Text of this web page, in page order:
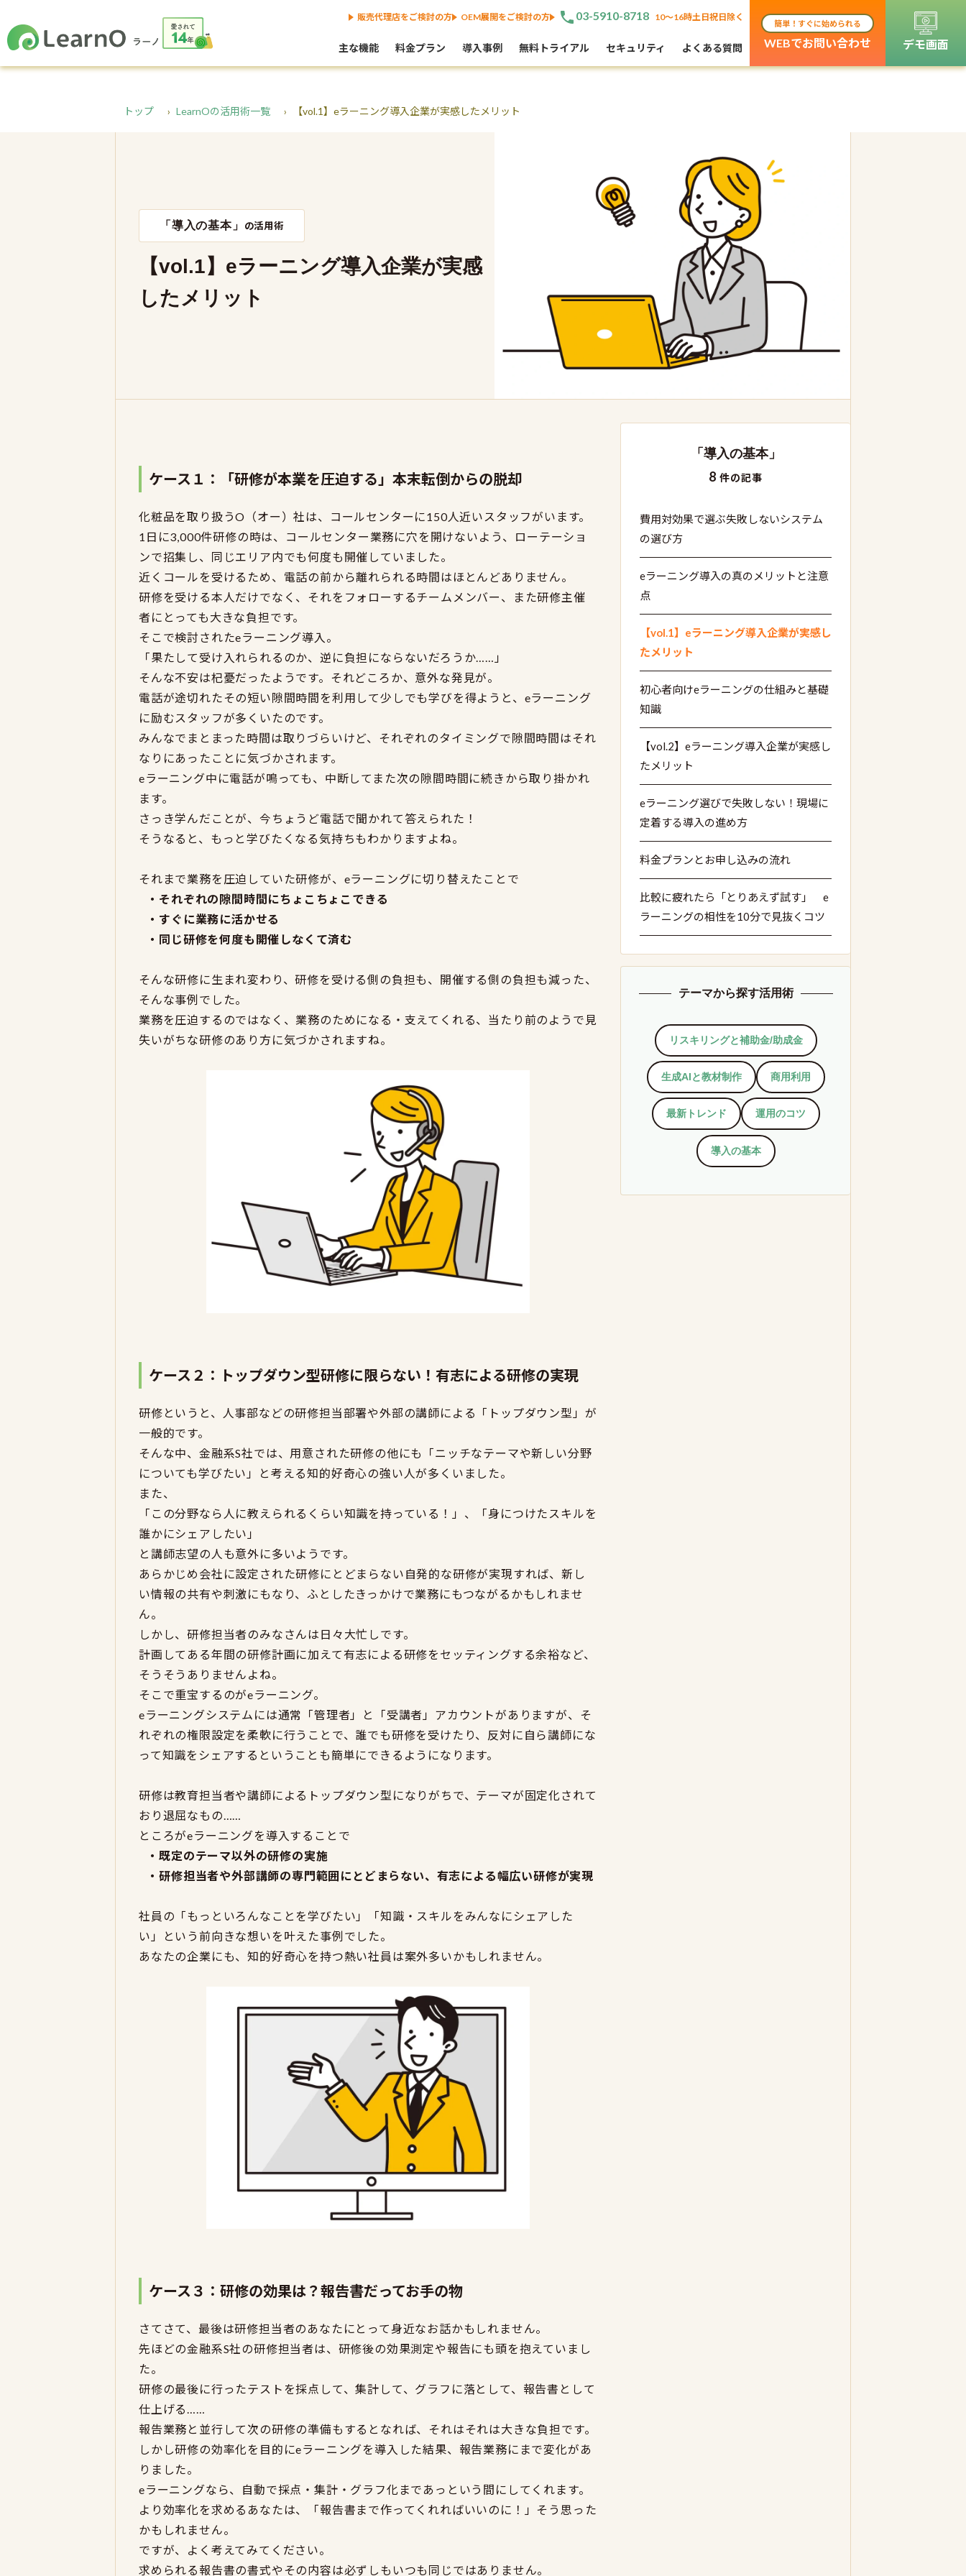
販売代理店をご検討の方 OEM展開をご検討の方 phone 03-5910-8718 10〜16時土日祝日除く
主な機能 料金プラン 導入事例 無料トライアル セキュリティ よくある質問
簡単！すぐに始められる
WEBでお問い合わせ デモ画面
トップ LearnOの活用術一覧 【vol.1】eラーニング導入企業が実感したメリット
「導入の基本」 の活用術
【vol.1】eラーニング導入企業が実感
したメリット
ケース１：「研修が本業を圧迫する」本末転倒からの脱却
化粧品を取り扱うO（オー）社は、コールセンターに150人近いスタッフがいます。
1日に3,000件研修の時は、コールセンター業務に穴を開けないよう、ローテーショ
ンで招集し、同じエリア内でも何度も開催していました。
近くコールを受けるため、電話の前から離れられる時間はほとんどありません。
研修を受ける本人だけでなく、それをフォローするチームメンバー、また研修主催
者にとっても大きな負担です。
そこで検討されたeラーニング導入。
「果たして受け入れられるのか、逆に負担にならないだろうか……」
そんな不安は杞憂だったようです。それどころか、意外な発見が。
電話が途切れたその短い隙間時間を利用して少しでも学びを得ようと、eラーニング
に励むスタッフが多くいたのです。
みんなでまとまった時間は取りづらいけど、それぞれのタイミングで隙間時間はそれ
なりにあったことに気づかされます。
eラーニング中に電話が鳴っても、中断してまた次の隙間時間に続きから取り掛かれ
ます。
さっき学んだことが、今ちょうど電話で聞かれて答えられた！
そうなると、もっと学びたくなる気持ちもわかりますよね。
それまで業務を圧迫していた研修が、eラーニングに切り替えたことで
・それぞれの隙間時間にちょこちょこできる
・すぐに業務に活かせる
・同じ研修を何度も開催しなくて済む
そんな研修に生まれ変わり、研修を受ける側の負担も、開催する側の負担も減った、
そんな事例でした。
業務を圧迫するのではなく、業務のためになる・支えてくれる、当たり前のようで見
失いがちな研修のあり方に気づかされますね。
ケース２：トップダウン型研修に限らない！有志による研修の実現
研修というと、人事部などの研修担当部署や外部の講師による「トップダウン型」が
一般的です。
そんな中、金融系S社では、用意された研修の他にも「ニッチなテーマや新しい分野
についても学びたい」と考える知的好奇心の強い人が多くいました。
また、
「この分野なら人に教えられるくらい知識を持っている！」、「身につけたスキルを
誰かにシェアしたい」
と講師志望の人も意外に多いようです。
あらかじめ会社に設定された研修にとどまらない自発的な研修が実現すれば、新し
い情報の共有や刺激にもなり、ふとしたきっかけで業務にもつながるかもしれませ
ん。
しかし、研修担当者のみなさんは日々大忙しです。
計画してある年間の研修計画に加えて有志による研修をセッティングする余裕など、
そうそうありませんよね。
そこで重宝するのがeラーニング。
eラーニングシステムには通常「管理者」と「受講者」アカウントがありますが、そ
れぞれの権限設定を柔軟に行うことで、誰でも研修を受けたり、反対に自ら講師にな
って知識をシェアするということも簡単にできるようになります。
研修は教育担当者や講師によるトップダウン型になりがちで、テーマが固定化されて
おり退屈なもの……
ところがeラーニングを導入することで
・既定のテーマ以外の研修の実施
・研修担当者や外部講師の専門範囲にとどまらない、有志による幅広い研修が実現
社員の「もっといろんなことを学びたい」「知識・スキルをみんなにシェアした
い」という前向きな想いを叶えた事例でした。
あなたの企業にも、知的好奇心を持つ熱い社員は案外多いかもしれません。
ケース３：研修の効果は？報告書だってお手の物
さてさて、最後は研修担当者のあなたにとって身近なお話かもしれません。
先ほどの金融系S社の研修担当者は、研修後の効果測定や報告にも頭を抱えていまし
た。
研修の最後に行ったテストを採点して、集計して、グラフに落として、報告書として
仕上げる……
報告業務と並行して次の研修の準備もするとなれば、それはそれは大きな負担です。
しかし研修の効率化を目的にeラーニングを導入した結果、報告業務にまで変化があ
りました。
eラーニングなら、自動で採点・集計・グラフ化まであっという間にしてくれます。
より効率化を求めるあなたは、「報告書まで作ってくれればいいのに！」そう思った
かもしれません。
ですが、よく考えてみてください。
求められる報告書の書式やその内容は必ずしもいつも同じではありません。
「導入の基本」
8件の記事
費用対効果で選ぶ失敗しないシステム
の選び方
eラーニング導入の真のメリットと注意
点
【vol.1】eラーニング導入企業が実感し
たメリット
初心者向けeラーニングの仕組みと基礎
知識
【vol.2】eラーニング導入企業が実感し
たメリット
eラーニング選びで失敗しない！現場に
定着する導入の進め方
料金プランとお申し込みの流れ
比較に疲れたら「とりあえず試す」 e
ラーニングの相性を10分で見抜くコツ
テーマから探す活用術
リスキリングと補助金/助成金
生成AIと教材制作 商用利用
最新トレンド 運用のコツ
導入の基本